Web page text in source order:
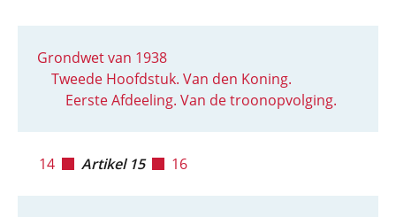
Grondwet van 1938
Tweede Hoofdstuk. Van den Koning.
Eerste Afdeeling. Van de troonopvolging.
14 Artikel 15 16